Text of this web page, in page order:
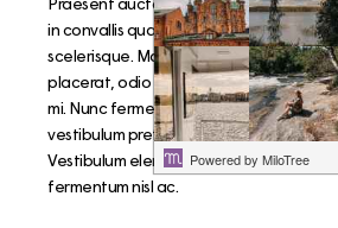
in convallis quam. Ut congue
scelerisque. Maecenas convallis, magna
placerat, odio tortor accumsan nisl, ut
mi. Nunc fermentum sodales gravida.
vestibulum pretium. Sed eu tempor
Vestibulum elementum et sapien varius
fermentum nisl ac.